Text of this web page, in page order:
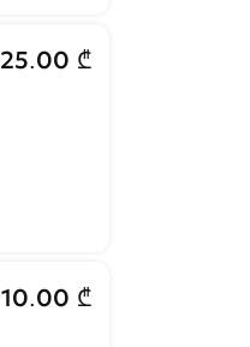
25.00 ₾
10.00 ₾